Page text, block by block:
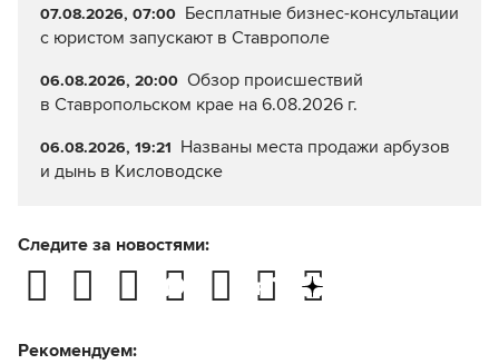
07.08.2026, 07:00 Бесплатные бизнес-консультации
с юристом запускают в Ставрополе
06.08.2026, 20:00 Обзор происшествий
в Ставропольском крае на 6.08.2026 г.
06.08.2026, 19:21 Названы места продажи арбузов
и дынь в Кисловодске
Следите за новостями:
Рекомендуем: